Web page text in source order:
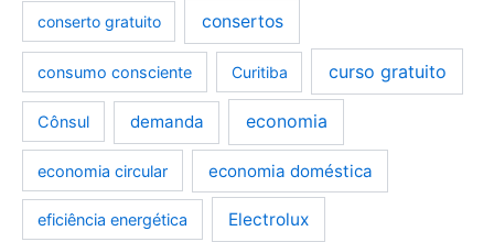
conserto gratuito consertos
consumo consciente Curitiba curso gratuito
Cônsul demanda economia
economia circular economia doméstica
eficiência energética Electrolux